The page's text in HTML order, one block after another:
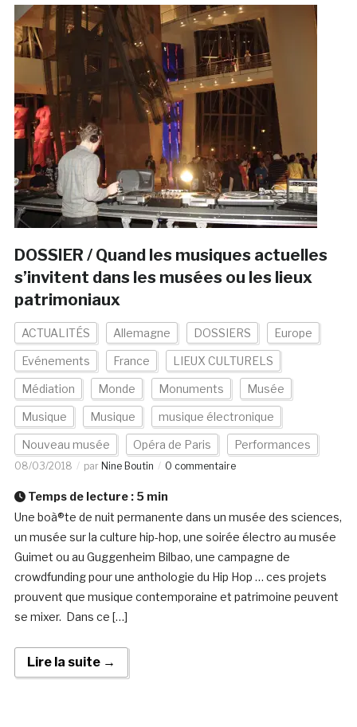
DOSSIER / Quand les musiques actuelles
s’invitent dans les musées ou les lieux
patrimoniaux
ACTUALITÉS Allemagne DOSSIERS Europe
Evénements France LIEUX CULTURELS
Médiation Monde Monuments Musée
Musique Musique musique électronique
Nouveau musée Opéra de Paris Performances
08/03/2018 par Nine Boutin 0 commentaire
Temps de lecture : 5 min
Une boà®te de nuit permanente dans un musée des sciences,
un musée sur la culture hip-hop, une soirée électro au musée
Guimet ou au Guggenheim Bilbao, une campagne de
crowdfunding pour une anthologie du Hip Hop … ces projets
prouvent que musique contemporaine et patrimoine peuvent
se mixer. Dans ce […]
Lire la suite →